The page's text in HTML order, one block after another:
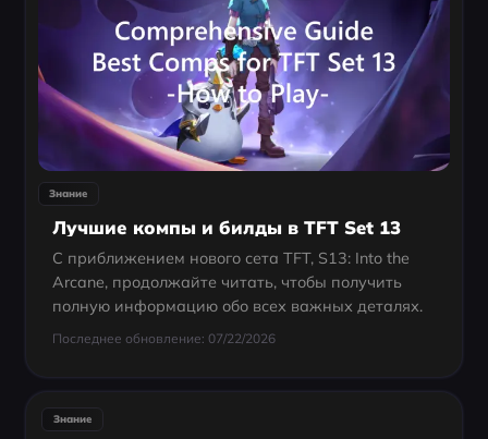
Знание
Лучшие компы и билды в TFT Set 13
С приближением нового сета TFT, S13: Into the
Arcane, продолжайте читать, чтобы получить
полную информацию обо всех важных деталях.
Последнее обновление: 07/22/2026
Знание